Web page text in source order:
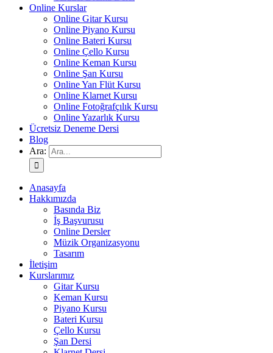
Online Kurslar
Online Gitar Kursu
Online Piyano Kursu
Online Bateri Kursu
Online Çello Kursu
Online Keman Kursu
Online Şan Kursu
Online Yan Flüt Kursu
Online Klarnet Kursu
Online Fotoğrafçılık Kursu
Online Yazarlık Kursu
Ücretsiz Deneme Dersi
Blog
Ara:
Anasayfa
Hakkımızda
Basında Biz
İş Başvurusu
Online Dersler
Müzik Organizasyonu
Tasarım
İletişim
Kurslarımız
Gitar Kursu
Keman Kursu
Piyano Kursu
Bateri Kursu
Çello Kursu
Şan Dersi